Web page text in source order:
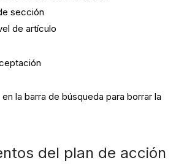
sección
de artículo
la barra de búsqueda para borrar la
del plan de acción